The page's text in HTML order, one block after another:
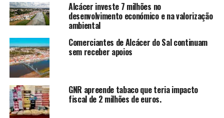
Alcácer investe 7 milhões no
desenvolvimento económico e na valorização
ambiental
Comerciantes de Alcácer do Sal continuam
sem receber apoios
GNR apreende tabaco que teria impacto
fiscal de 2 milhões de euros.